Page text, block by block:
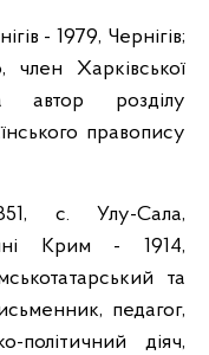
- 1979, Чернігів;
член Харківської
автор розділу
правопису
с. Улу-Сала,
Крим - 1914,
та
педагог,
політичний діяч,